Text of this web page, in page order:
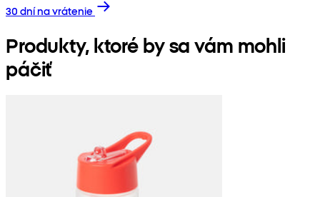
30 dní na vrátenie
Produkty, ktoré by sa vám mohli
páčiť